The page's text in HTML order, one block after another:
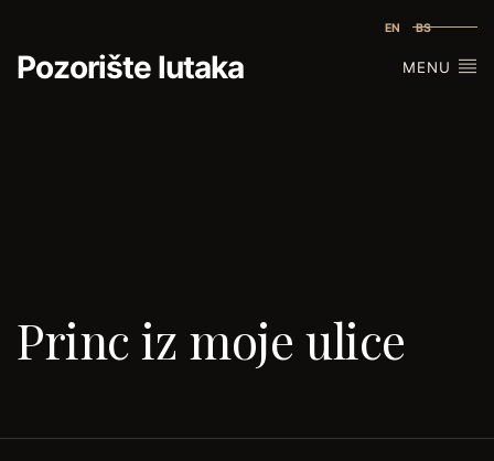
EN BS
Pozorište lutaka MENU
Princ iz moje ulice